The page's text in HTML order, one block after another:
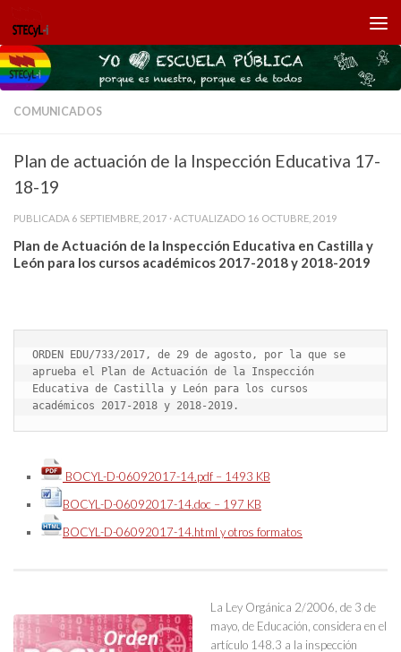
Saltar al contenido
COMUNICADOS
Plan de actuación de la Inspección Educativa 17-
18-19
PUBLICADA 6 SEPTIEMBRE, 2017 · ACTUALIZADO 16 OCTUBRE, 2019
Plan de Actuación de la Inspección Educativa en Castilla y
León para los cursos académicos 2017-2018 y 2018-2019
ORDEN EDU/733/2017, de 29 de agosto, por la que se
aprueba el Plan de Actuación de la Inspección
Educativa de Castilla y León para los cursos
académicos 2017-2018 y 2018-2019.
BOCYL-D-06092017-14.pdf – 1493 KB
BOCYL-D-06092017-14.doc – 197 KB
BOCYL-D-06092017-14.html y otros formatos
La Ley Orgánica 2/2006, de 3 de
mayo, de Educación, considera en el
artículo 148.3 a la inspección